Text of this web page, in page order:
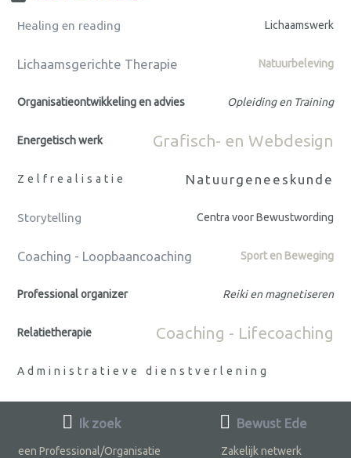
Healing en reading Lichaamswerk
Lichaamsgerichte Therapie Natuurbeleving
Organisatieontwikkeling en advies Opleiding en Training
Energetisch werk Grafisch- en Webdesign
Zelfrealisatie Natuurgeneeskunde
Storytelling Centra voor Bewustwording
Coaching - Loopbaancoaching Sport en Beweging
Professional organizer Reiki en magnetiseren
Relatietherapie Coaching - Lifecoaching
Administratieve dienstverlening
Ik zoek
een Professional/Organisatie
Bewust Ede
Zakelijk netwerk